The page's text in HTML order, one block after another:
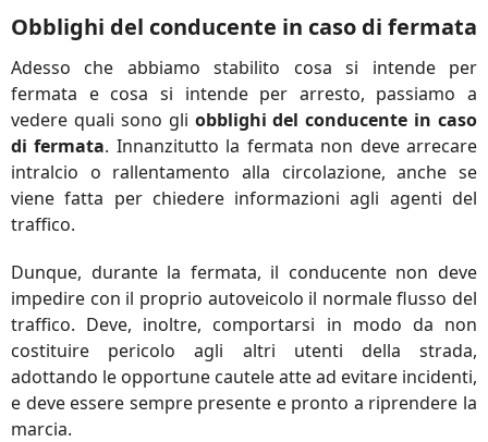
Obblighi del conducente in caso di fermata
Adesso che abbiamo stabilito cosa si intende per
fermata e cosa si intende per arresto, passiamo a
vedere quali sono gli obblighi del conducente in caso
di fermata. Innanzitutto la fermata non deve arrecare
intralcio o rallentamento alla circolazione, anche se
viene fatta per chiedere informazioni agli agenti del
traffico.
Dunque, durante la fermata, il conducente non deve
impedire con il proprio autoveicolo il normale flusso del
traffico. Deve, inoltre, comportarsi in modo da non
costituire pericolo agli altri utenti della strada,
adottando le opportune cautele atte ad evitare incidenti,
e deve essere sempre presente e pronto a riprendere la
marcia.